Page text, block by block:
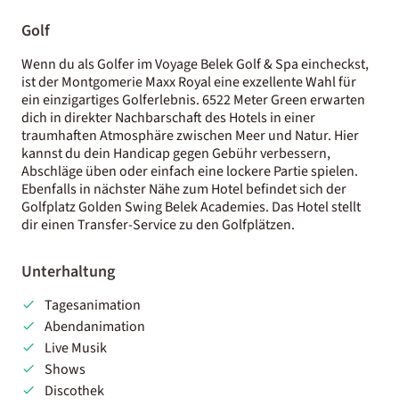
Golf
Wenn du als Golfer im Voyage Belek Golf & Spa eincheckst,
ist der Montgomerie Maxx Royal eine exzellente Wahl für
ein einzigartiges Golferlebnis. 6522 Meter Green erwarten
dich in direkter Nachbarschaft des Hotels in einer
traumhaften Atmosphäre zwischen Meer und Natur. Hier
kannst du dein Handicap gegen Gebühr verbessern,
Abschläge üben oder einfach eine lockere Partie spielen.
Ebenfalls in nächster Nähe zum Hotel befindet sich der
Golfplatz Golden Swing Belek Academies. Das Hotel stellt
dir einen Transfer-Service zu den Golfplätzen.
Unterhaltung
Tagesanimation
Abendanimation
Live Musik
Shows
Discothek